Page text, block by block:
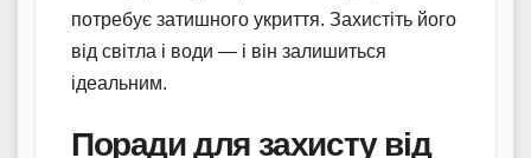
потребує затишного укриття. Захистіть його
від світла і води — і він залишиться
ідеальним.
Поради для захисту від